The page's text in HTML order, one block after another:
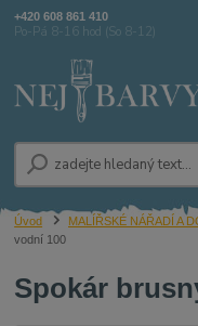
+420 608 861 410
Po-Pá 8-16 hod (So 8-12)
Úvod MALÍŘSKÉ NÁŘADÍ A
vodní 100
Spokár